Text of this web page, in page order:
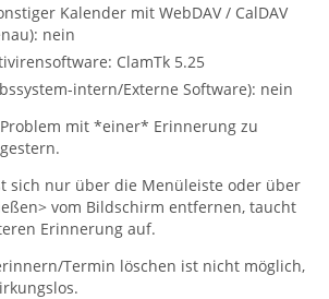
Kalender mit WebDAV / CalDAV
nein
ClamTk 5.25
intern/Externe Software): nein
mit *einer* Erinnerung zu
sich nur über die Menüleiste oder über
vom Bildschirm entfernen, taucht
Erinnerung auf.
Termin löschen ist nicht möglich,